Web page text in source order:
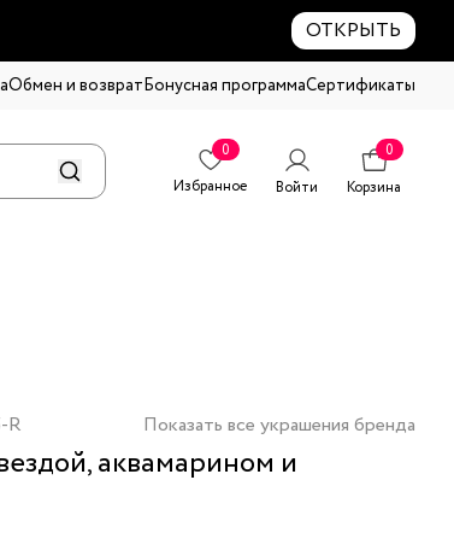
ОТКРЫТЬ
Обмен и возвратБонусная программаСертификаты
0
Избранное
Войти
0
Корзина
R Показать все украшения бренда
аквамарином и